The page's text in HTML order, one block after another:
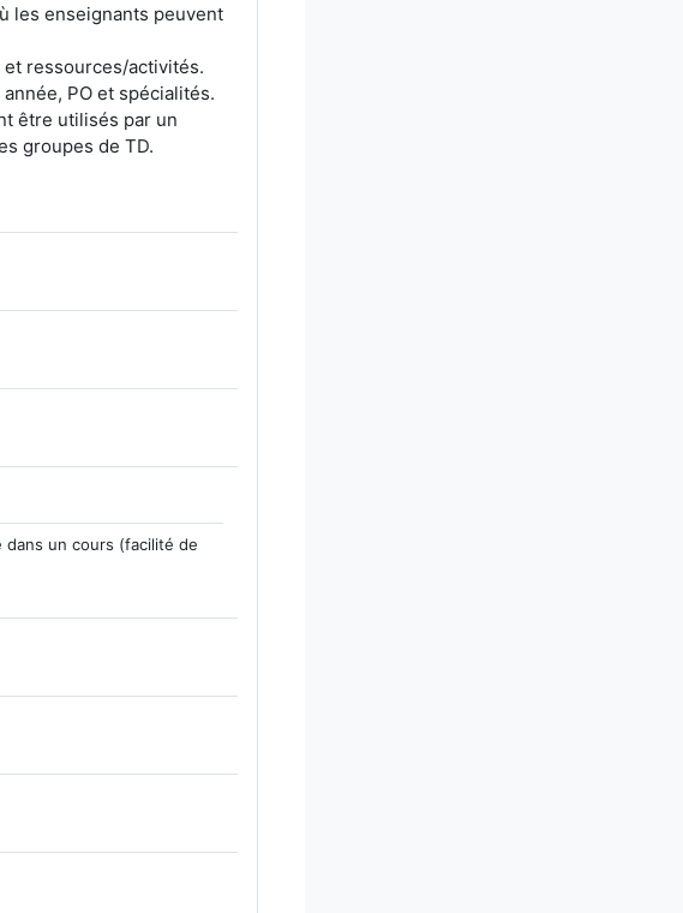
les enseignants peuvent
ressources/activités.
PO et spécialités.
être utilisés par un
groupes de TD.
dans un cours (facilité de